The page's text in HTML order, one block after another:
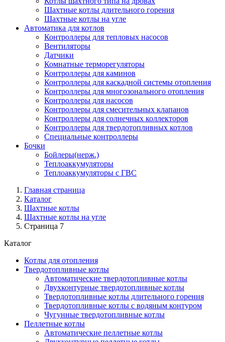
Шахтные котлы длительного горения
Шахтные котлы на угле
Автоматика для котлов
Контроллеры для тепловых насосов
Вентиляторы
Датчики
Комнатные терморегуляторы
Контроллеры для каминов
Контроллеры для каскадной системы отопления
Контроллеры для многозонального отопления
Контроллеры для насосов
Контроллеры для смесительных клапанов
Контроллеры для солнечных коллекторов
Контроллеры для твердотопливных котлов
Специальные контроллеры
Бочки
Бойлеры(нерж.)
Теплоаккумуляторы
Теплоаккумуляторы с ГВС
Главная страница
Каталог
Шахтные котлы
Шахтные котлы на угле
Страница 7
Каталог
Котлы для отопления
Твердотопливные котлы
Автоматические твердотопливные котлы
Двухконтурные твердотопливные котлы
Твердотопливные котлы длительного горения
Твердотопливные котлы с водяным контуром
Чугунные твердотопливные котлы
Пеллетные котлы
Автоматические пеллетные котлы